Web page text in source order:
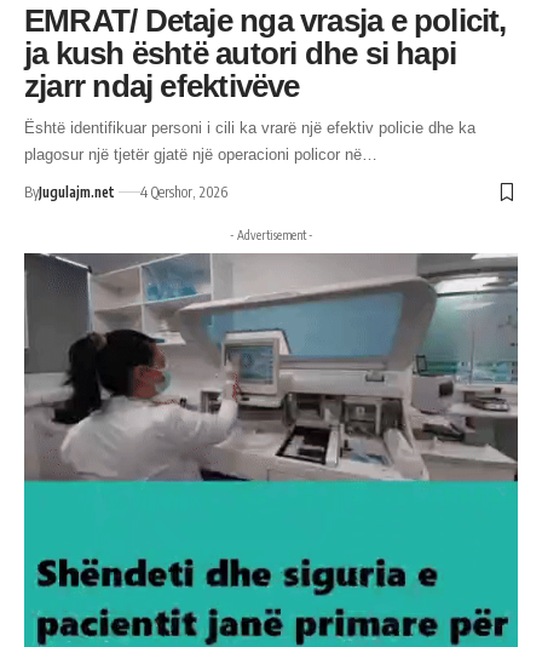
EMRAT/ Detaje nga vrasja e policit,
ja kush është autori dhe si hapi
zjarr ndaj efektivëve
Është identifikuar personi i cili ka vrarë një efektiv policie dhe ka
plagosur një tjetër gjatë një operacioni policor në…
ByJugulajm.net 4 Qershor, 2026
- Advertisement -